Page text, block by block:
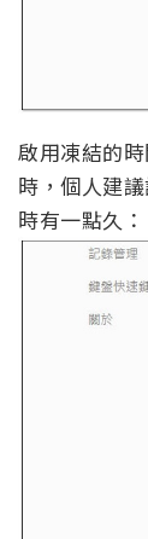
啟用凍結的
時，個人建
時有一點久：